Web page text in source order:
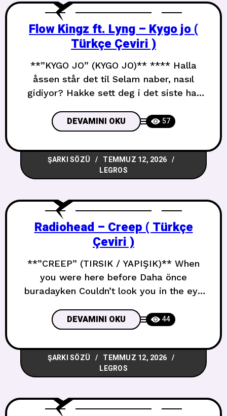
Flow Kingz ft. Lyng – Kygo jo (
Türkçe Çeviri )
**”KYGO JO” (KYGO JO)** **** Halla
åssen står det til Selam naber, nasıl
gidiyor? Hakke sett deg i det siste har
görmedim, kayboldun mu? Jeg har vært
og mekka låt og tjent tusen mill Şarkı
yapıp milyonlar kazandım Forresten har
jeg også vært og kjøpt meg gassgrill Bu
DEVAMINI OKU 57
ŞARKI SÖZÜ
TEMMUZ 12, 2026
LEGROS
Radiohead – Creep ( Türkçe
Çeviri )
**”CREEP” (TIRSIK / YAPIŞIK)** When
you were here before Daha önce
buradayken Couldn’t look you in the eye
like an angel Tıpkı bir melek gibisin Your
skin makes me cry Tenin beni ağlatıyor
You float like a feather Bir tüy gibi
süzülüyorsun In a beautiful world Güzel
bir dünyada I
DEVAMINI OKU 44
ŞARKI SÖZÜ
TEMMUZ 12, 2026
LEGROS